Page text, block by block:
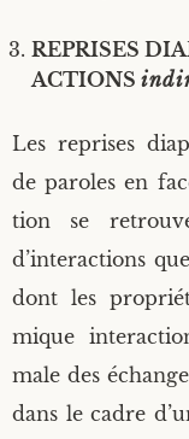
REPRISES
AC­TIONS
Les reprises
de paroles en
tion se
d’interactions
dont les
mique
male des
dans le cadre